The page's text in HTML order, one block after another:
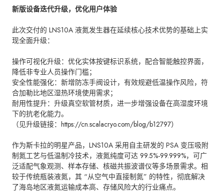
新版设备迭代升级，优化用户体验
此次交付的 LNS10A 液氮发生器在延续核心技术优势的基础上实
现全面升级：
操作可视化升级：优化实体按键标识系统，配合智能触控界面，
降低非专业人员操作门槛；
安全性能强化：新增防冻手阀设计，有效规避低温操作风险，符
合加勒比地区湿热环境使用需求；​
耐用性提升：升级真空软管材质，进一步增强设备在高湿度环境
下的抗老化能力。
（见升级链接：https://cn.scalacryo.com/blog/b12797）
作为斯卡拉的明星产品，LNS10A 采用自主研发的 PSA 变压吸附
制氮工艺与低温制冷技术，液氮纯度可达 99.5%-99.999%，可广
泛适配气象观测、样本存储、核磁共振波谱仪等多场景需求。相
较于传统瓶装液氮，其 “从空气中直接制氮” 的特性，彻底解决
了海岛地区液氮运输成本高、存储风险大的行业痛点。